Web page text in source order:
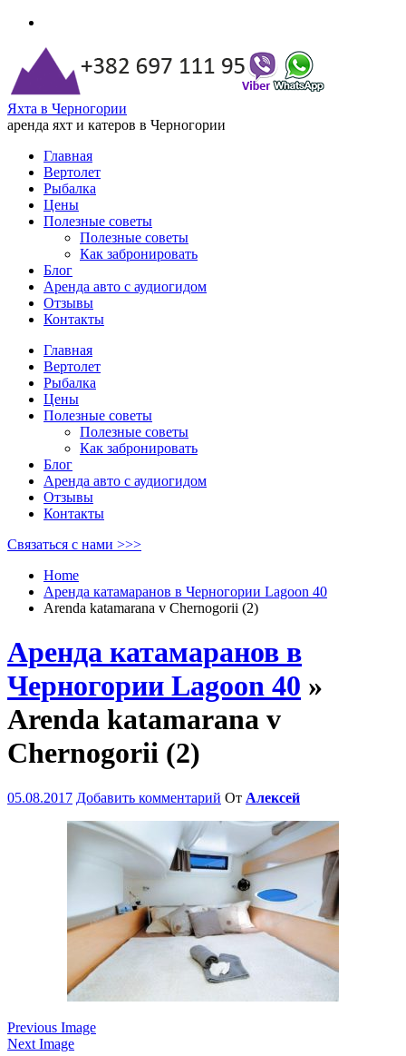
Яхта в Черногории
аренда яхт и катеров в Черногории
Главная
Вертолет
Рыбалка
Цены
Полезные советы
Полезные советы
Как забронировать
Блог
Аренда авто с аудиогидом
Отзывы
Контакты
Главная
Вертолет
Рыбалка
Цены
Полезные советы
Полезные советы
Как забронировать
Блог
Аренда авто с аудиогидом
Отзывы
Контакты
Связаться с нами >>>
Home
Аренда катамаранов в Черногории Lagoon 40
Arenda katamarana v Chernogorii (2)
Аренда катамаранов в
Черногории Lagoon 40 »
Arenda katamarana v
Chernogorii (2)
05.08.2017 Добавить комментарий От Алексей
Previous Image
Next Image